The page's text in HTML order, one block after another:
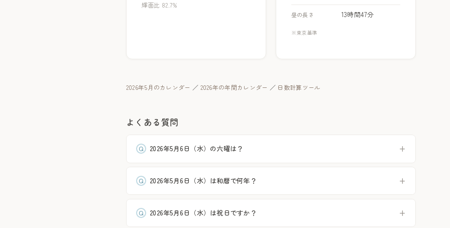
輝面比 82.7%
昼の長さ 13時間47分
※東京基準
2026年5月のカレンダー ／ 2026年の年間カレンダー ／ 日数計算ツール
よくある質問
2026年5月6日（水）の六曜は？
2026年5月6日（水）は和暦で何年？
2026年5月6日（水）は祝日ですか？